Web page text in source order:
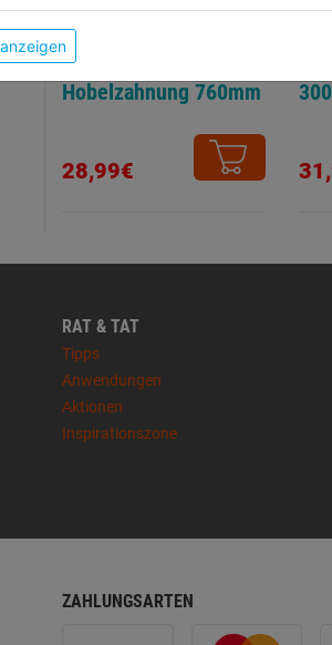
Bügelsäge
Hobelzahnung 760mm
28,99€
RAT & TAT
Tipps
Anwendungen
Aktionen
Inspirationszone
ZAHLUNGSARTEN